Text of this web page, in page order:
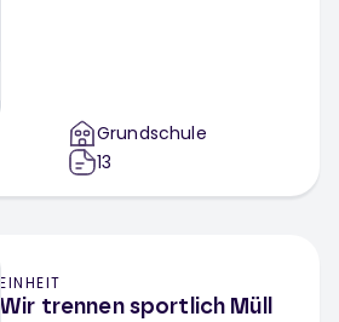
Grundschule
13
EINHEIT
Wir trennen sportlich Müll